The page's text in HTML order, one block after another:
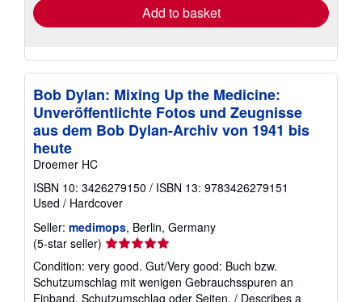
Add to basket
Bob Dylan: Mixing Up the Medicine:
Unveröffentlichte Fotos und Zeugnisse
aus dem Bob Dylan-Archiv von 1941 bis
heute
Droemer HC
ISBN 10: 3426279150 / ISBN 13: 9783426279151
Used / Hardcover
Seller: medimops, Berlin, Germany
(5-star seller) Seller
5
out
Condition: very good. Gut/Very good: Buch bzw.
Schutzumschlag mit wenigen Gebrauchsspuren an
Einband, Schutzumschlag oder Seiten. / Describes a